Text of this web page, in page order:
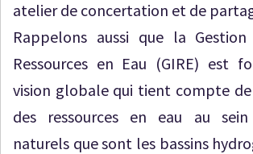
atelier de concertation et de
Rappelons aussi que la
Ressources en Eau (GIRE) est
vision globale qui tient compte
des ressources en eau au sein
naturels que sont les bassins